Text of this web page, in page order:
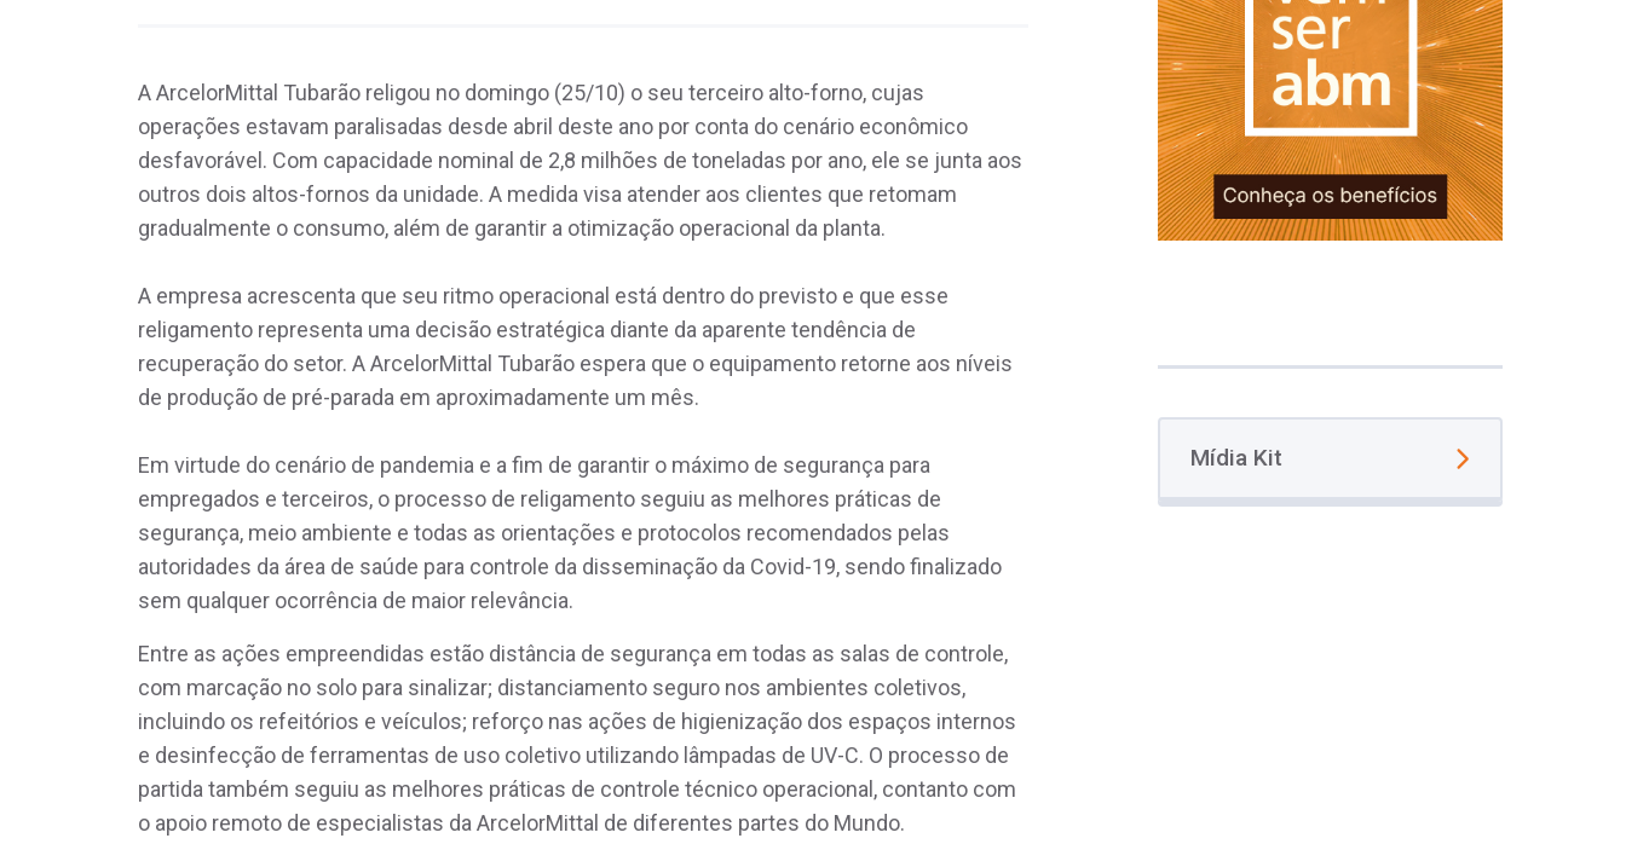
A ArcelorMittal Tubarão religou no domingo (25/10) o seu terceiro alto-forno, cujas
operações estavam paralisadas desde abril deste ano por conta do cenário econômico
desfavorável. Com capacidade nominal de 2,8 milhões de toneladas por ano, ele se junta aos
outros dois altos-fornos da unidade. A medida visa atender aos clientes que retomam
gradualmente o consumo, além de garantir a otimização operacional da planta.
A empresa acrescenta que seu ritmo operacional está dentro do previsto e que esse
religamento representa uma decisão estratégica diante da aparente tendência de
recuperação do setor. A ArcelorMittal Tubarão espera que o equipamento retorne aos níveis
de produção de pré-parada em aproximadamente um mês.
Em virtude do cenário de pandemia e a fim de garantir o máximo de segurança para
empregados e terceiros, o processo de religamento seguiu as melhores práticas de
segurança, meio ambiente e todas as orientações e protocolos recomendados pelas
autoridades da área de saúde para controle da disseminação da Covid-19, sendo finalizado
sem qualquer ocorrência de maior relevância.
Entre as ações empreendidas estão distância de segurança em todas as salas de controle,
com marcação no solo para sinalizar; distanciamento seguro nos ambientes coletivos,
incluindo os refeitórios e veículos; reforço nas ações de higienização dos espaços internos
e desinfecção de ferramentas de uso coletivo utilizando lâmpadas de UV-C. O processo de
partida também seguiu as melhores práticas de controle técnico operacional, contanto com
o apoio remoto de especialistas da ArcelorMittal de diferentes partes do Mundo.
Mídia Kit